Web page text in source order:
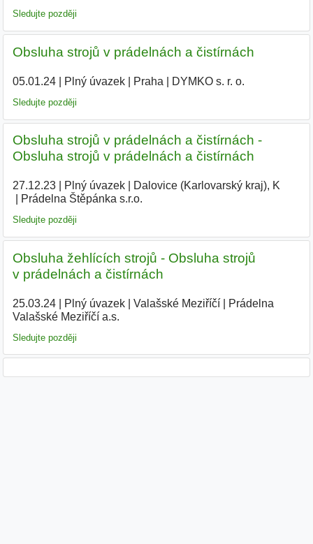
Sledujte později
Obsluha strojů v prádelnách a čistírnách
05.01.24| Plný úvazek| Praha DYMKO s. r. o.
Sledujte později
Obsluha strojů v prádelnách a čistírnách -
Obsluha strojů v prádelnách a čistírnách
27.12.23| Plný úvazek| Dalovice (Karlovarský kraj), K
Prádelna Štěpánka s.r.o.
Sledujte později
Obsluha žehlících strojů - Obsluha strojů
v prádelnách a čistírnách
25.03.24| Plný úvazek| Valašské Meziříčí|
Prádelna
Valašské Meziříčí a.s.
Sledujte později